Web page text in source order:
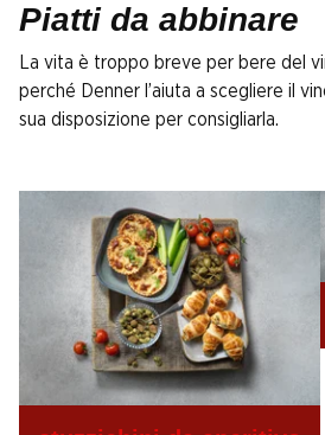
Piatti da abbinare
La vita è troppo breve per bere del
perché Denner l’aiuta a scegliere il
sua disposizione per consigliarla.